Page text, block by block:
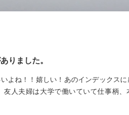
りました。
よね！！嬉しい！あのインデックスに
人夫婦は大学で働いていて仕事柄、